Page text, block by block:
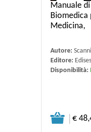
Manuale
Medicina,
Autore:
Editore: Edises
Disponibilità:
€